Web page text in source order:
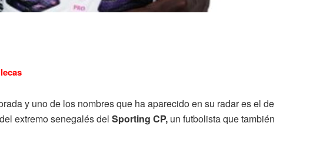
y uno de los nombres que ha aparecido en su radar es el de
extremo senegalés del Sporting CP, un futbolista que también